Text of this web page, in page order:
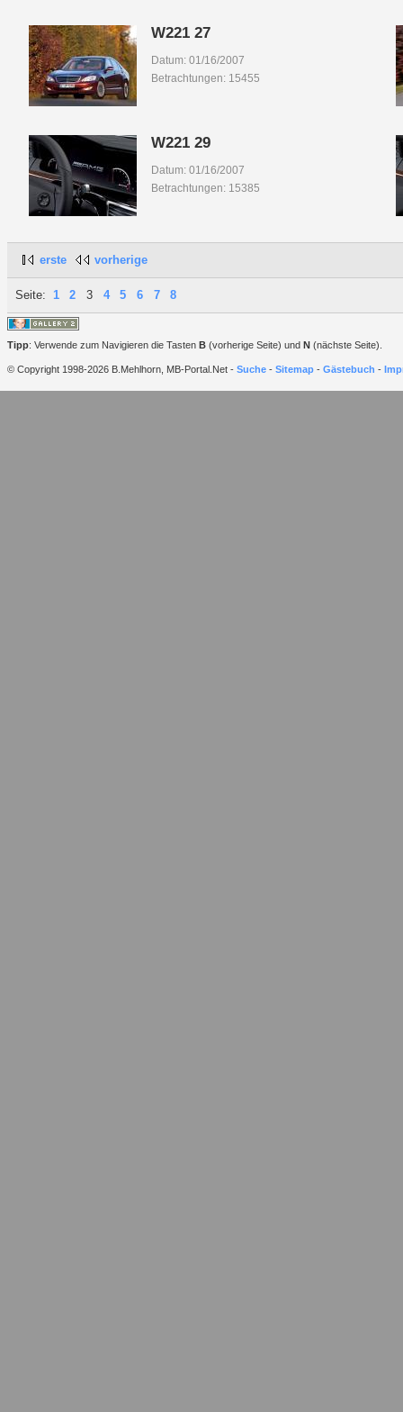
W221 27
Datum: 01/16/2007
Betrachtungen: 15455
W221 29
Datum: 01/16/2007
Betrachtungen: 15385
erste vorherige
Seite: 1 2 3 4 5 6 7 8
Tipp: Verwende zum Navigieren die Tasten B (vorherige Seite) und N (nächste Seite).
© Copyright 1998-2026 B.Mehlhorn, MB-Portal.Net - Suche - Sitemap - Gästebuch -